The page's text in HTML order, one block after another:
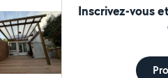
Inscrivez-vous